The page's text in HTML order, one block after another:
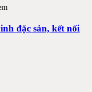
đặc sản, kết nối